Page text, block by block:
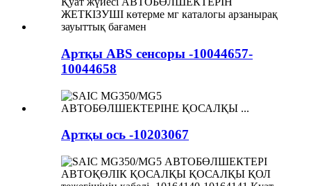
Артқы ABS сенсоры -10044657-
10044658
Артқы ось -10203067